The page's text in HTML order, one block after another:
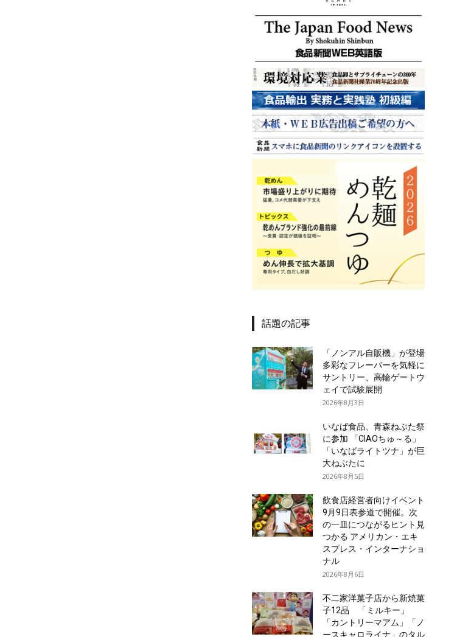
話題の記事
「ノンアル自販機」が登場
多彩なフレーバーを気軽に
サントリー、高輪ゲートウ
ェイで試験展開
2026年8月3日
いなば食品、青森ねぶた祭
に参加 「CIAOちゅ～る」
「いなばライトツナ」が巨
大ねぶたに
2026年8月5日
飲食店経営者向けイベント
9月9日表参道で開催。次
の一皿につながるヒント見
つかる アメリカン・エキ
スプレス・インターナショ
ナル
2026年8月6日
不二家洋菓子店から新焼菓
子12品 「ミルキー」
「カントリーマアム」「ノ
ースキャロライナ」のタル